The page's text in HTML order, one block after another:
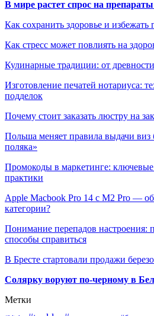
В мире растет спрос на
Как сохранить здоровье и избежать
Как стресс может повлиять на
Кулинарные традиции: от
Изготовление печатей нотариуса:
подделок
Почему стоит заказать люстру на
Польша меняет правила выдачи виз
поляка»
Промокоды в маркетинге:
практики
Apple Macbook Pro 14 с M2 Pro —
категории?
Понимание перепадов настроения:
способы справиться
В Бресте стартовали продажи
Солярку воруют по-черному в
Метки